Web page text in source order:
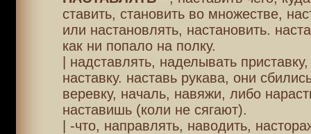
ставить, становить во множестве,
или настановлять, настановить.
как ни попало на полку.
| надставлять, наделывать
наставку. наставь рукава, они
веревку, началь, навяжи, либо
наставишь (коли не сягают).
| -что, направлять, наводить,